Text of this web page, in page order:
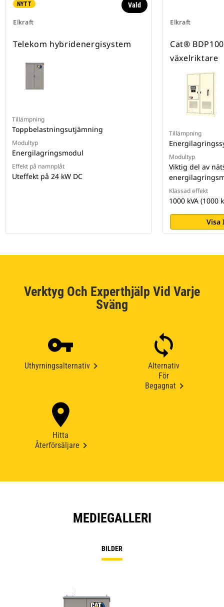
NYTT
Elkraft
Vald
Telekom hybridenergisystem
Tillämpning
Toppbelastningsutjämning
Modultyp
Energilagringsmodul
Effekt på namnplåt
Uteffekt på 24 kW DC
Elkraft
Cat®
växelriktare
Tillämpning
Modultyp
Viktig del av
Klassad effekt
1000 kVA (1000
Visa
Verktyg Och Experthjälp Vid Varje
Sväng
Uthyrningsalternativ
Alternativ
För
Begagnat
Hitta
Återförsäljare
MEDIEGALLERI
BILDER